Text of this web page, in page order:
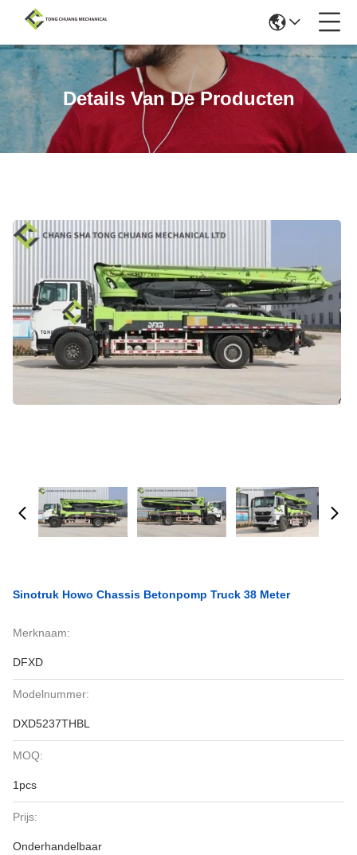
Details Van De Producten
Sinotruk Howo Chassis Betonpomp Truck 38 Meter
Merknaam:
DFXD
Modelnummer:
DXD5237THBL
MOQ:
1pcs
Prijs:
Onderhandelbaar